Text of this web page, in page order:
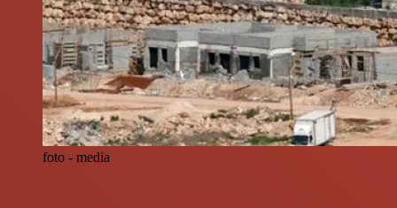
foto - media